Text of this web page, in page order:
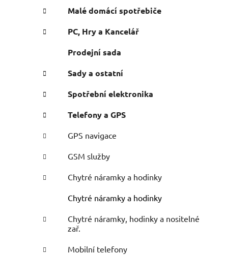
Malé domácí spotřebiče
PC, Hry a Kancelář
Prodejní sada
Sady a ostatní
Spotřební elektronika
Telefony a GPS
GPS navigace
GSM služby
Chytré náramky a hodinky
Chytré náramky a hodinky
Chytré náramky, hodinky a nositelné
zař.
Mobilní telefony